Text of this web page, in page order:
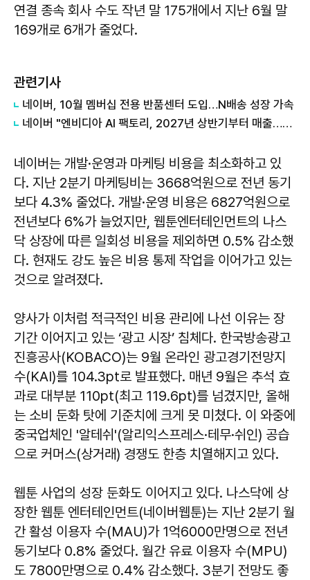
연결 종속 회사 수도 작년 말 175개에서 지난 6월 말
169개로 6개가 줄었다.
관련기사
네이버, 10월 멤버십 전용 반품센터 도입…N배송 성장 가속
네이버 "엔비디아 AI 팩토리, 2027년 상반기부터 매출…구조적 성장 투자"
네이버는 개발·운영과 마케팅 비용을 최소화하고 있
다. 지난 2분기 마케팅비는 3668억원으로 전년 동기
보다 4.3% 줄었다. 개발·운영 비용은 6827억원으로
전년보다 6%가 늘었지만, 웹툰엔터테인먼트의 나스
닥 상장에 따른 일회성 비용을 제외하면 0.5% 감소했
다. 현재도 강도 높은 비용 통제 작업을 이어가고 있는
것으로 알려졌다.
양사가 이처럼 적극적인 비용 관리에 나선 이유는 장
기간 이어지고 있는 ‘광고 시장’ 침체다. 한국방송광고
진흥공사(KOBACO)는 9월 온라인 광고경기전망지
수(KAI)를 104.3pt로 발표했다. 매년 9월은 추석 효
과로 대부분 110pt(최고 119.6pt)를 넘겼지만, 올해
는 소비 둔화 탓에 기준치에 크게 못 미쳤다. 이 와중에
중국업체인 '알테쉬'(알리익스프레스·테무·쉬인) 공습
으로 커머스(상거래) 경쟁도 한층 치열해지고 있다.
웹툰 사업의 성장 둔화도 이어지고 있다. 나스닥에 상
장한 웹툰 엔터테인먼트(네이버웹툰)는 지난 2분기 월
간 활성 이용자 수(MAU)가 1억6000만명으로 전년
동기보다 0.8% 줄었다. 월간 유료 이용자 수(MPU)
도 7800만명으로 0.4% 감소했다. 3분기 전망도 좋